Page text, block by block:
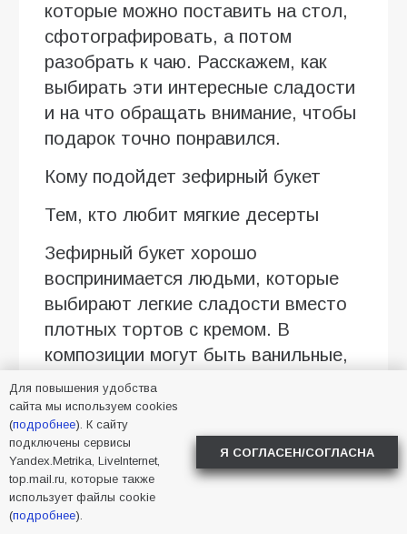
которые можно поставить на стол,
сфотографировать, а потом
разобрать к чаю. Расскажем, как
выбирать эти интересные сладости
и на что обращать внимание, чтобы
подарок точно понравился.
Кому подойдет зефирный букет
Тем, кто любит мягкие десерты
Зефирный букет хорошо
воспринимается людьми, которые
выбирают легкие сладости вместо
плотных тортов с кремом. В
композиции могут быть ванильные,
ягодные, сливочные оттенки вкуса,
а еще пастельная гамма: белый,
нежно-розовый, персиковый,
сиреневый. Такой вариант уместен
для спокойного поздравления без
лишней торжественности.
Для повышения удобства
сайта мы используем cookies
(подробнее). К сайту
подключены сервисы
Yandex.Metrika, LiveInternet,
top.mail.ru, которые также
использует файлы cookie
(подробнее).
Я СОГЛАСЕН/СОГЛАСНА